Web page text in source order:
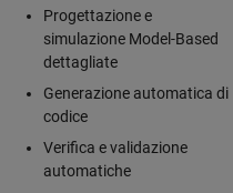
Progettazione e
simulazione Model-Based
dettagliate
Generazione automatica di
codice
Verifica e validazione
automatiche